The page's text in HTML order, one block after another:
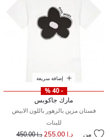
إضافة سريعة
- 40 %
مارك جاكوبس
فستان مزين بالزهور باللون الابيض
للبنات
من د.إ 255.00 سعر مخفض مند.إ 450.00